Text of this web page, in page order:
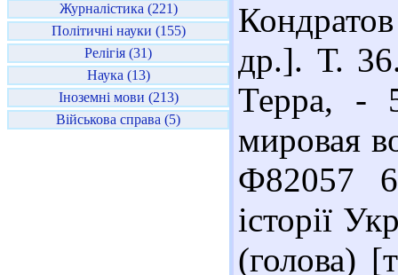
Журналістика (221)
Політичні науки (155)
Релігія (31)
Наука (13)
Іноземні мови (213)
Військова справа (5)
др.]. Т.
Терра, -
мировая
Ф82057
історії
(голова)